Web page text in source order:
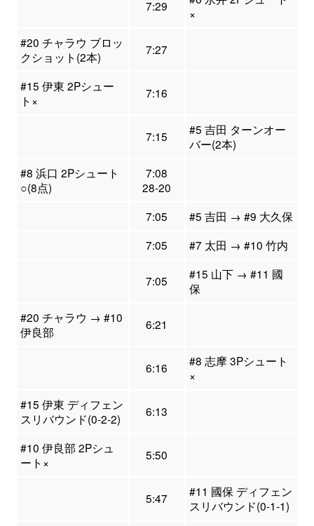
7:29
×
#20 チャラウ ブロッ
クショット(2本)
7:27
#15 伊東 2Pシュー
ト×
7:16
7:15
#5 吉田 ターンオー
バー(2本)
#8 浜口 2Pシュート
○(8点)
7:08
28-20
7:05
#5 吉田 → #9 大久保
7:05
#7 太田 → #10 竹内
7:05
#15 山下 → #11 國
保
#20 チャラウ → #10
伊良部
6:21
6:16
#8 志摩 3Pシュート
×
#15 伊東 ディフェン
スリバウンド(0-2-2)
6:13
#10 伊良部 2Pシュ
ート×
5:50
5:47
#11 國保 ディフェン
スリバウンド(0-1-1)